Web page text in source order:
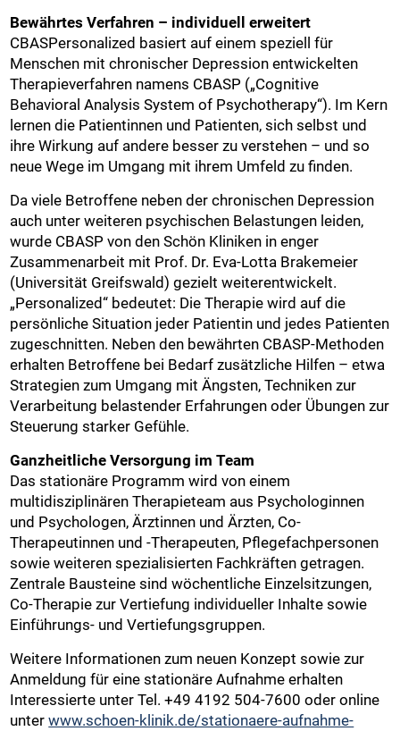
Bewährtes Verfahren – individuell erweitert
CBASPersonalized basiert auf einem speziell für
Menschen mit chronischer Depression entwickelten
Therapieverfahren namens CBASP („Cognitive
Behavioral Analysis System of Psychotherapy“). Im Kern
lernen die Patientinnen und Patienten, sich selbst und
ihre Wirkung auf andere besser zu verstehen – und so
neue Wege im Umgang mit ihrem Umfeld zu finden.
Da viele Betroffene neben der chronischen Depression
auch unter weiteren psychischen Belastungen leiden,
wurde CBASP von den Schön Kliniken in enger
Zusammenarbeit mit Prof. Dr. Eva-Lotta Brakemeier
(Universität Greifswald) gezielt weiterentwickelt.
„Personalized“ bedeutet: Die Therapie wird auf die
persönliche Situation jeder Patientin und jedes Patienten
zugeschnitten. Neben den bewährten CBASP-Methoden
erhalten Betroffene bei Bedarf zusätzliche Hilfen – etwa
Strategien zum Umgang mit Ängsten, Techniken zur
Verarbeitung belastender Erfahrungen oder Übungen zur
Steuerung starker Gefühle.
Ganzheitliche Versorgung im Team
Das stationäre Programm wird von einem
multidisziplinären Therapieteam aus Psychologinnen
und Psychologen, Ärztinnen und Ärzten, Co-
Therapeutinnen und -Therapeuten, Pflegefachpersonen
sowie weiteren spezialisierten Fachkräften getragen.
Zentrale Bausteine sind wöchentliche Einzelsitzungen,
Co-Therapie zur Vertiefung individueller Inhalte sowie
Einführungs- und Vertiefungsgruppen.
Weitere Informationen zum neuen Konzept sowie zur
Anmeldung für eine stationäre Aufnahme erhalten
Interessierte unter Tel. +49 4192 504-7600 oder online
unterwww.schoen-klinik.de/stationaere-aufnahme-